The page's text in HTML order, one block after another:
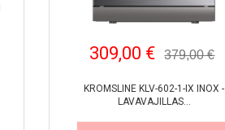
309,00 € 379,00 €
KROMSLINE KLV-602-1-IX INOX -
LAVAVAJILLAS...